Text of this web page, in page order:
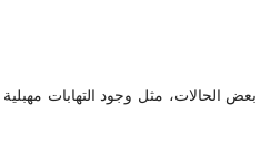
الحالات، مثل وجود التهابات